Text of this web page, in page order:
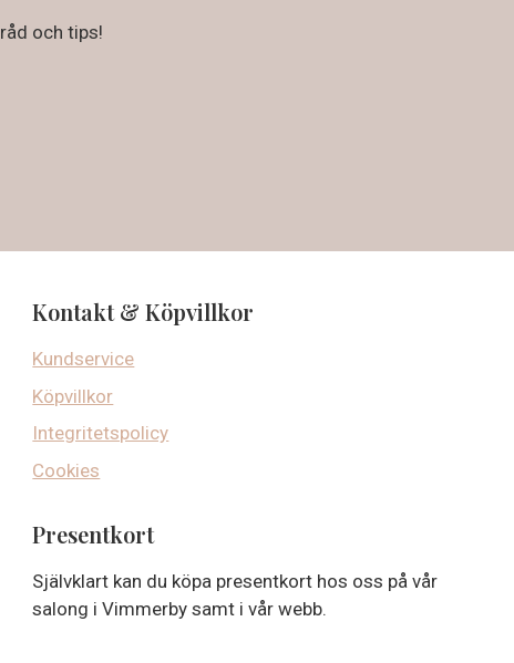
och tips!
Kontakt & Köpvillkor
Kundservice
Köpvillkor
Integritetspolicy
Cookies
Presentkort
Självklart kan du köpa presentkort hos oss på vår
salong i Vimmerby samt i vår webb.